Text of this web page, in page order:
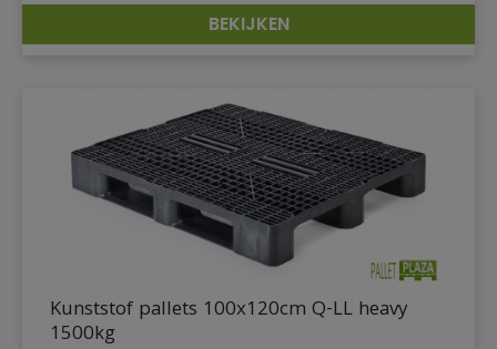
DETAILS
BEKIJKEN
Kunststof pallets 100x120cm Q-LL heavy
1500kg